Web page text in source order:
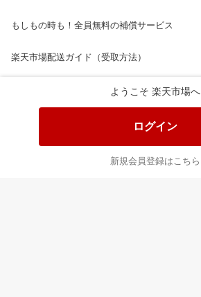
ようこそ 楽天市場へ
ログイン
新規会員登録はこちら
もしもの時も！全員無料の補償サービス
楽天市場配送ガイド（受取方法）
楽天にお店を開きませんか？
楽天ショッピングサービスご利用規約